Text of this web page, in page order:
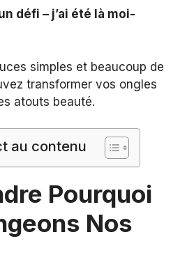
défi – j’ai été là moi-
simples et beaucoup de
transformer vos ongles
atouts beauté.
au contenu
Pourquoi
Nos